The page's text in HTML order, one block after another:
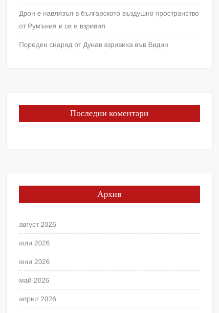
Дрон е навлязъл в българското въздушно пространство
от Румъния и се е взривил
Пореден снаряд от Дунав взривиха във Видин
Последни коментари
Архив
август 2026
юли 2026
юни 2026
май 2026
април 2026